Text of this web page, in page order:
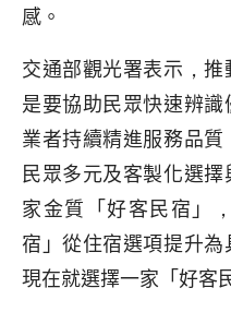
感。
交通部觀光署表示，推
是要協助民眾快速辨
業者持續精進服務品
民眾多元及客製化選
家金質「好客民宿」
宿」從住宿選項提升為
現在就選擇一家「好客